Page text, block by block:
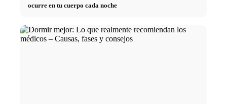
ocurre en tu cuerpo cada noche